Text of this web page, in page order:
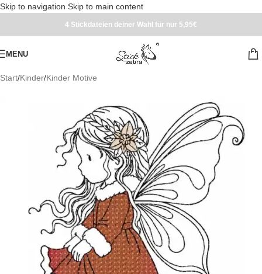
Skip to navigation Skip to main content
4 Stickdateien deiner Wahl für nur 5,95€
MENU
Start/Kinder/Kinder Motive